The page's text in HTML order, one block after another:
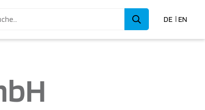
DE EN